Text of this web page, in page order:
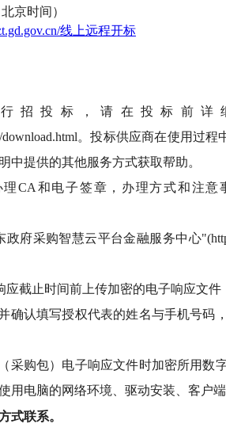
京时间）
线上远程开标
招投标，请在投标前详
download.html。投标供应商在使用
中提供的其他服务方式获取帮助。
CA和电子签章，办理方式和注
府采购智慧云平台金融服务中心
截止时间前上传加密的电子响应文件
确认填写授权代表的姓名与手机号
采购包）电子响应文件时加密所用数
用电脑的网络环境、驱动安装、客户
式联系。